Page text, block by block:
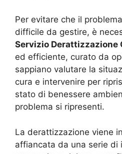
Per evitare che il
difficile da gestire, è
Servizio Derattizzazione
ed efficiente, curato da
sappiano valutare la
cura e intervenire per
stato di benessere
problema si ripresenti.
La derattizzazione viene
affiancata da una serie di